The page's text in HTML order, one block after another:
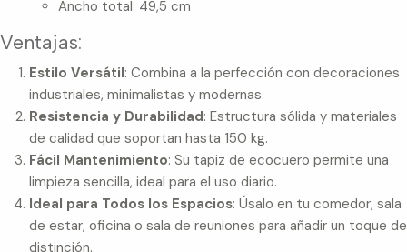
Ancho total: 49,5 cm
Ventajas:
Estilo Versátil: Combina a la perfección con decoraciones
industriales, minimalistas y modernas.
Resistencia y Durabilidad: Estructura sólida y materiales
de calidad que soportan hasta 150 kg.
Fácil Mantenimiento: Su tapiz de ecocuero permite una
limpieza sencilla, ideal para el uso diario.
Ideal para Todos los Espacios: Úsalo en tu comedor, sala
de estar, oficina o sala de reuniones para añadir un toque de
distinción.